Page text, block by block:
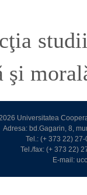
şi
Universitatea
Adresa: bd.Gagarin, 8,
Tel.: (+ 373 22)
Tel./fax: (+ 373 22)
E-mail: